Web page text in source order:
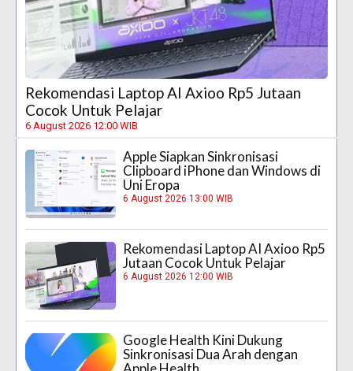
Rekomendasi Laptop AI Axioo Rp5 Jutaan
Cocok Untuk Pelajar
6 August 2026 12:00 WIB
Apple Siapkan Sinkronisasi
Clipboard iPhone dan Windows di
Uni Eropa
6 August 2026 13:00 WIB
Rekomendasi Laptop AI Axioo Rp5
Jutaan Cocok Untuk Pelajar
6 August 2026 12:00 WIB
Google Health Kini Dukung
Sinkronisasi Dua Arah dengan